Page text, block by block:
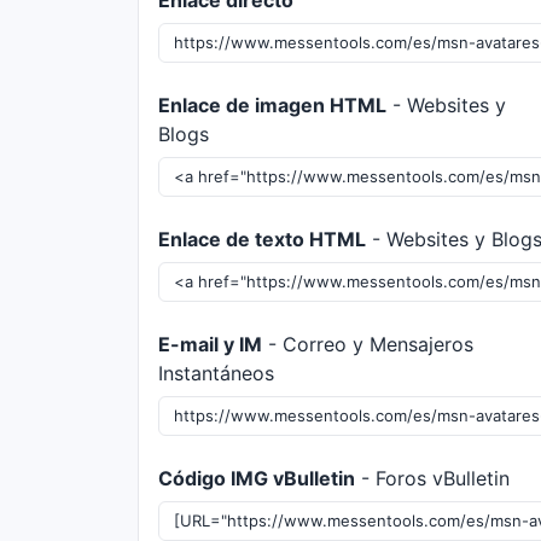
Enlace de imagen HTML - Websites y
Blogs
Enlace de texto HTML - Websites y Blogs
E-mail y IM - Correo y Mensajeros
Instantáneos
Código IMG vBulletin - Foros vBulletin